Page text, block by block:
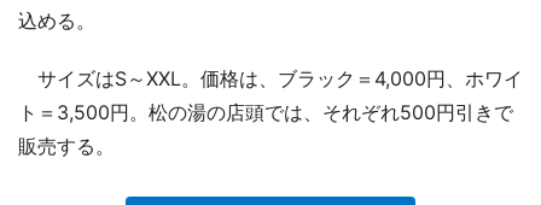
込める。
サイズはS～XXL。価格は、ブラック＝4,000円、ホワイ
ト＝3,500円。松の湯の店頭では、それぞれ500円引きで
販売する。